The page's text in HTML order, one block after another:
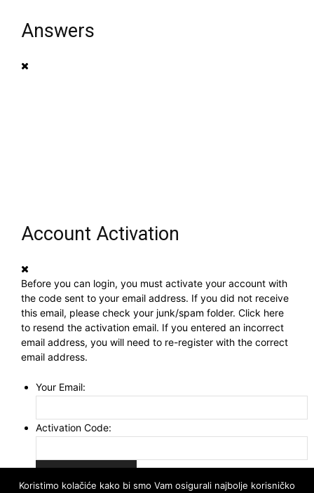
Answers
Account Activation
Before you can login, you must activate your account with
the code sent to your email address. If you did not receive
this email, please check your junk/spam folder. Click here
to resend the activation email. If you entered an incorrect
email address, you will need to re-register with the correct
email address.
Your Email:
Activation Code:
Koristimo kolačiće kako bi smo Vam osigurali najbolje korisničko